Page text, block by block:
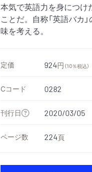
本気で英語力を身につけ
ことだ。自称「英語バカ
味を考える。
定価 924円 （10％税込）
Cコード 0282
刊行日 2020/03/05
ページ数 224頁